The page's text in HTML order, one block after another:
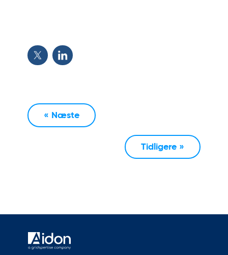
« Næste
Tidligere »